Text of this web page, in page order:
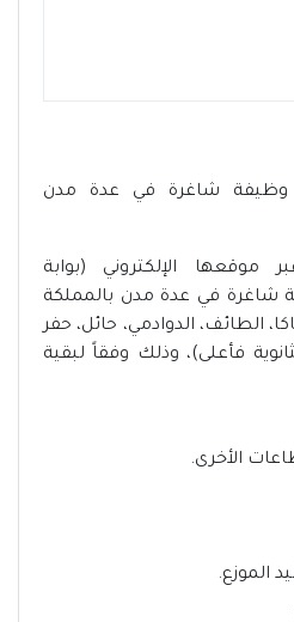
وزارة الطاقة تعلن 42 وظيفة شاغرة في عدة مدن
موقعها الإلكتروني (بوابة
توفر 42 وظيفة شاغرة في عدة مدن بالمملكة
الطائف، الدوادمي، حائل، حفر
فأعلى)، وذلك وفقاً لبقية
الأخرى.
الموزع.